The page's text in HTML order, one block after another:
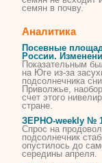
семян в почву.
Аналитика
Посевные
России.
Показательным
на Юге из-за
подсолнечника
Приволжье,
счет этого
стране.
ЗЕРНО-weekly №
Спрос на
подсолнечник
опустилось до
середины апреля.